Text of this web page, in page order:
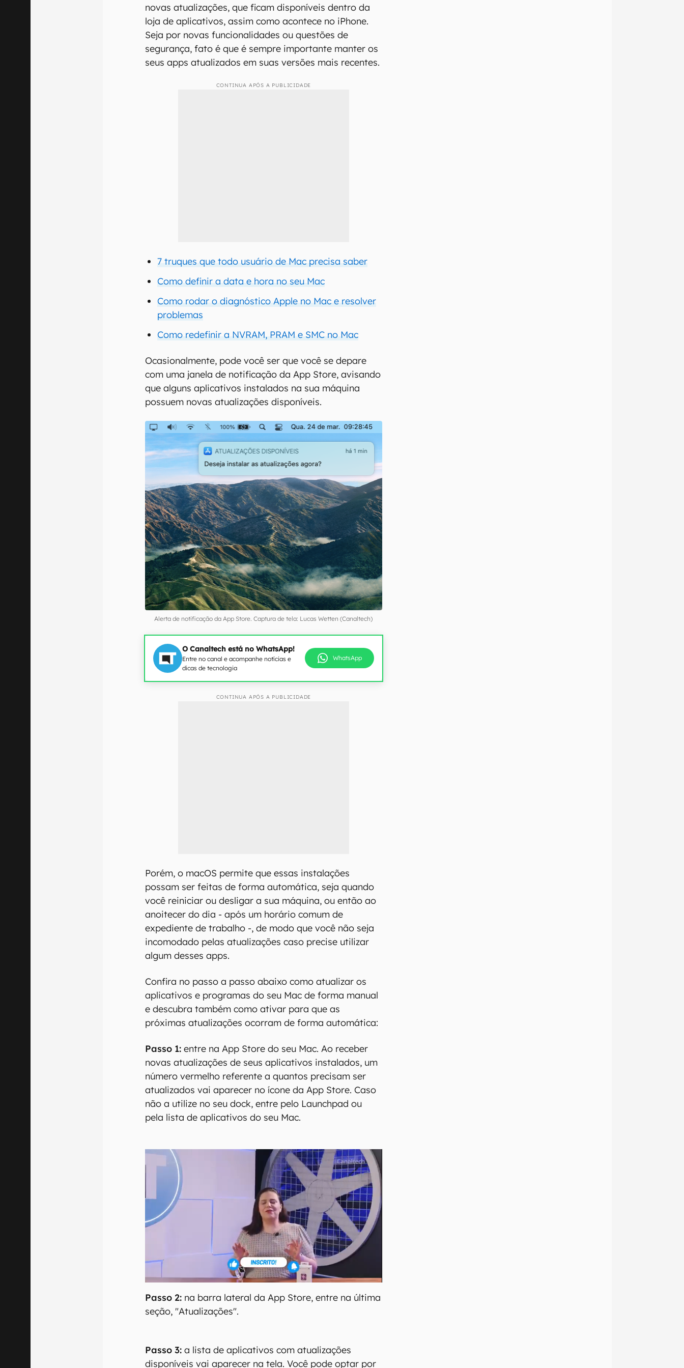
novas atualizações, que ficam disponíveis dentro da
loja de aplicativos, assim como acontece no iPhone.
Seja por novas funcionalidades ou questões de
segurança, fato é que é sempre importante manter os
seus apps atualizados em suas versões mais recentes.
CONTINUA APÓS A PUBLICIDADE
7 truques que todo usuário de Mac precisa saber
Como definir a data e hora no seu Mac
Como rodar o diagnóstico Apple no Mac e resolver
problemas
Como redefinir a NVRAM, PRAM e SMC no Mac
Ocasionalmente, pode você ser que você se depare
com uma janela de notificação da App Store, avisando
que alguns aplicativos instalados na sua máquina
possuem novas atualizações disponíveis.
Alerta de notificação da App Store. Captura de tela: Lucas Wetten (Canaltech)
O Canaltech está no WhatsApp!
Entre no canal e acompanhe notícias e
dicas de tecnologia
WhatsApp
CONTINUA APÓS A PUBLICIDADE
Porém, o macOS permite que essas instalações
possam ser feitas de forma automática, seja quando
você reiniciar ou desligar a sua máquina, ou então ao
anoitecer do dia - após um horário comum de
expediente de trabalho -, de modo que você não seja
incomodado pelas atualizações caso precise utilizar
algum desses apps.
Confira no passo a passo abaixo como atualizar os
aplicativos e programas do seu Mac de forma manual
e descubra também como ativar para que as
próximas atualizações ocorram de forma automática:
Passo 1: entre na App Store do seu Mac. Ao receber
novas atualizações de seus aplicativos instalados, um
número vermelho referente a quantos precisam ser
atualizados vai aparecer no ícone da App Store. Caso
não a utilize no seu dock, entre pelo Launchpad ou
pela lista de aplicativos do seu Mac.
Passo 2: na barra lateral da App Store, entre na última
seção, "Atualizações".
Passo 3: a lista de aplicativos com atualizações
disponíveis vai aparecer na tela. Você pode optar por